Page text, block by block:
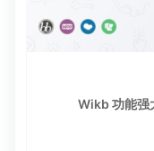
Wikb 功能强